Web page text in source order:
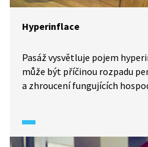
Hyperinflace
Pasáž vysvětluje pojem
může být příčinou rozpadu
a zhroucení fungujících